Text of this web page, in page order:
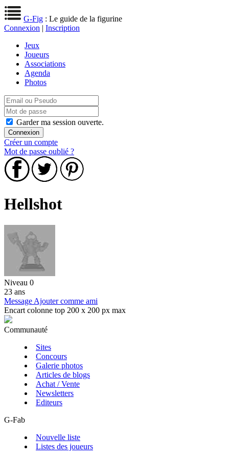
G-Fig : Le guide de la figurine
Connexion | Inscription
Jeux
Joueurs
Associations
Agenda
Photos
Garder ma session ouverte.
Créer un compte
Mot de passe oublié ?
Hellshot
Niveau 0
23 ans
Message Ajouter comme ami
Encart colonne top 200 x 200 px max
Communauté
Sites
Concours
Galerie photos
Articles de blogs
Achat / Vente
Newsletters
Editeurs
G-Fab
Nouvelle liste
Listes des joueurs